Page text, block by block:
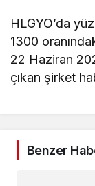
HLGYO’da
1300
22 Haziran
çıkan şirket
Benzer